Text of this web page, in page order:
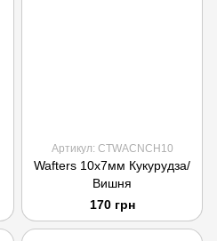
Артикул: CTWACNCH10
Wafters 10x7мм Кукурудза/
Вишня
170 грн